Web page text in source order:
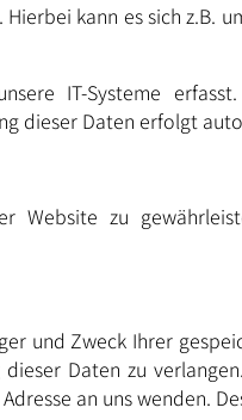
kann es sich z.B.
IT-Systeme
dieser Daten erfolgt
zu
und Zweck Ihrer
Daten zu
an uns wenden.